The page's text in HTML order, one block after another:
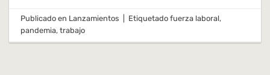
Publicado en Lanzamientos Etiquetadofuerza laboral,
pandemia,trabajo